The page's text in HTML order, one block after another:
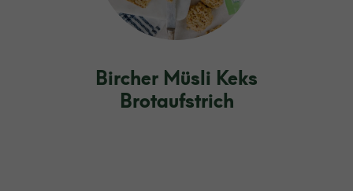
Bircher Müsli Keks
Brotaufstrich